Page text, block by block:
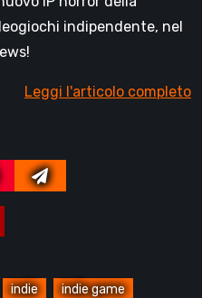
indipendente, nel
Leggi l'articolo completo
indie indie game